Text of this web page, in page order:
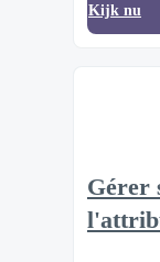
Kijk nu
Gérer